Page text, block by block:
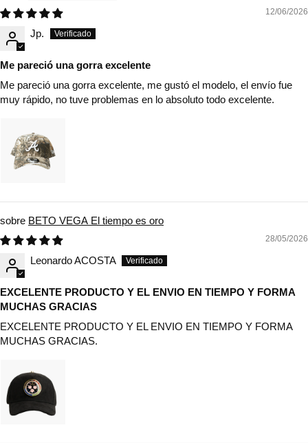
12/06/2026
Jp.
Me pareció una gorra excelente
Me pareció una gorra excelente, me gustó el modelo, el envío fue
muy rápido, no tuve problemas en lo absoluto todo excelente.
BETO VEGA El tiempo es oro
28/05/2026
Leonardo ACOSTA
EXCELENTE PRODUCTO Y EL ENVIO EN TIEMPO Y FORMA
MUCHAS GRACIAS
EXCELENTE PRODUCTO Y EL ENVIO EN TIEMPO Y FORMA
MUCHAS GRACIAS.